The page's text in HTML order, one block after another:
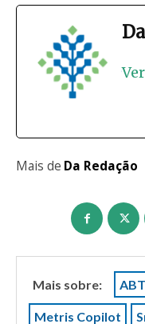
Mais de Da Redação
Mais sobre:
Metris Copilot